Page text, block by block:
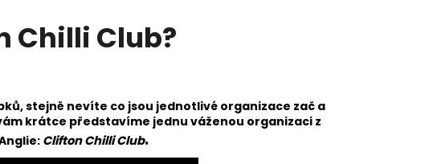
Chilli Club?
stejně nevíte co jsou jednotlivé organizace zač a
krátce představíme jednu váženou organizaci z
Clifton Chilli Club.